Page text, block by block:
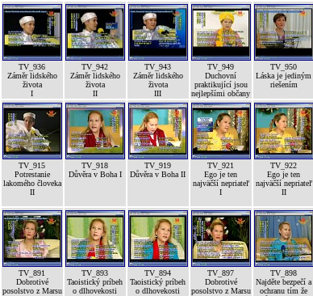
TV_936
Záměr lidského
života
I
TV_942
Záměr lidského
života
II
TV_943
Záměr lidského
života
III
TV_949
Duchovní
praktikující jsou
nejlepšími občany
TV_950
Láska je jediným
riešením
TV_915
Potrestanie
lakomého človeka
II
TV_918
Důvěra v Boha I
TV_919
Důvěra v Boha II
TV_921
Ego je ten
najväčší nepriateľ
I
TV_922
Ego je ten
najväčší nepriateľ
II
TV_891
Dobrotivé
posolstvo z Marsu
TV_893
Taoistický príbeh
o dlhovekosti
TV_894
Taoistický príbeh
o dlhovekosti
TV_897
Dobrotivé
posolstvo z Marsu
TV_898
Najděte bezpečí a
ochranu tím že